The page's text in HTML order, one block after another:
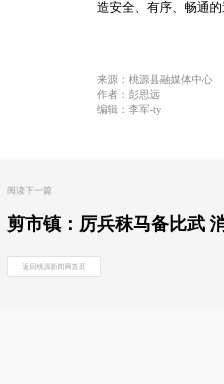
造安全、有序、畅通
来源：桃源县融媒体中心
作者：彭思远
编辑：李军-ty
阅读下一篇
剪市镇：厉兵秣马备比武
返回桃源新闻网首页